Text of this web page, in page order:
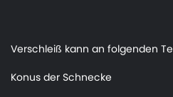
Verschleiß kann an folgenden
Konus der Schnecke